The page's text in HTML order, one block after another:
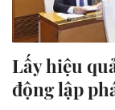
Lấy hiệu
động lập